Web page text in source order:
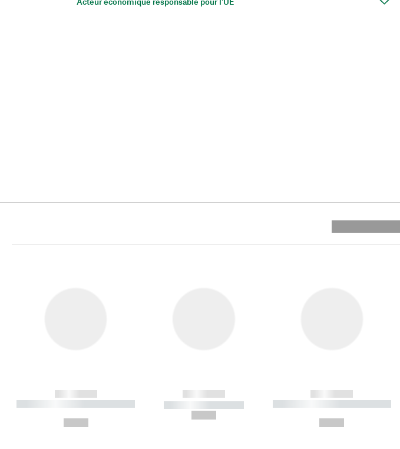
------------
----------- ----------- ----------
------------
----------- -----------
------------
----------- ----------- ----------